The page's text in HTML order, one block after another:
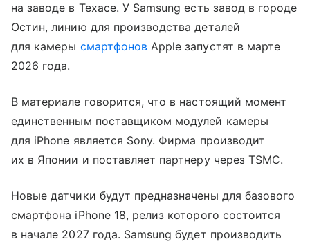
на заводе в Техасе. У Samsung есть завод в городе
Остин, линию для производства деталей
для камеры смартфонов Apple запустят в марте
2026 года.
В материале говорится, что в настоящий момент
единственным поставщиком модулей камеры
для iPhone является Sony. Фирма производит
их в Японии и поставляет партнеру через TSMC.
Новые датчики будут предназначены для базового
смартфона iPhone 18, релиз которого состоится
в начале 2027 года. Samsung будет производить